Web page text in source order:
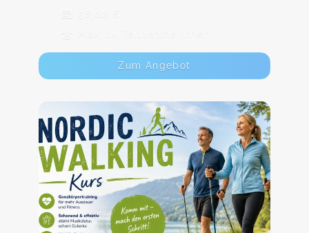
56,00 €
Max. 14 TeilnehmerInnen
Zum Angebot